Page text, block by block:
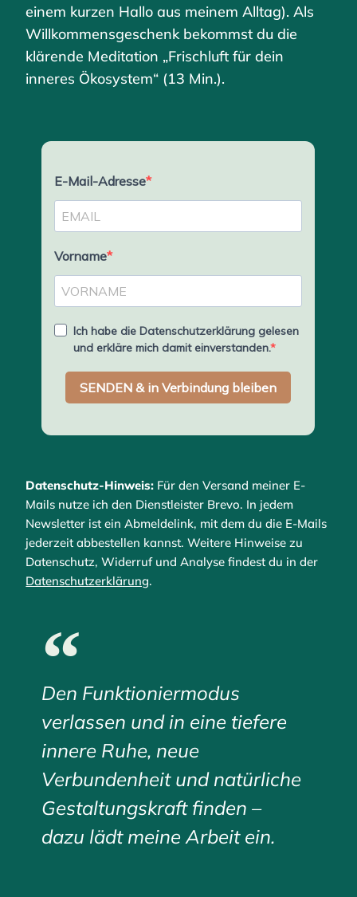
Den Funktioniermodus
verlassen und in eine tiefere
innere Ruhe, neue
Verbundenheit und natürliche
Gestaltungskraft finden –
dazu lädt meine Arbeit ein.
einem kurzen Hallo aus meinem Alltag). Als
Willkommensgeschenk bekommst du die
klärende Meditation „Frischluft für dein
inneres Ökosystem“ (13 Min.).
Datenschutz-Hinweis: Für den Versand meiner E-
Mails nutze ich den Dienstleister Brevo. In jedem
Newsletter ist ein Abmeldelink, mit dem du die E-Mails
jederzeit abbestellen kannst. Weitere Hinweise zu
Datenschutz, Widerruf und Analyse findest du in der
Datenschutzerklärung.